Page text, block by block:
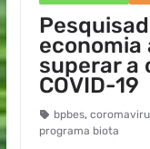
superar a
COVID-19
bpbes,
programa biota